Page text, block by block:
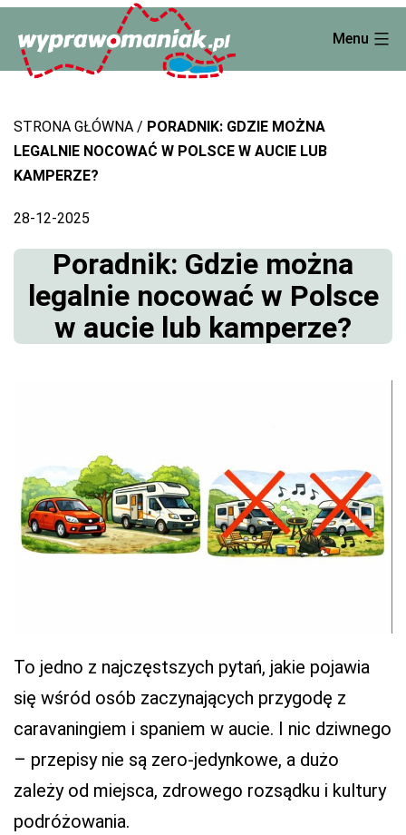
content
Menu
STRONA GŁÓWNA
PORADNIK: GDZIE MOŻNA
LEGALNIE NOCOWAĆ W POLSCE W AUCIE LUB
KAMPERZE?
28-12-2025
Poradnik: Gdzie można
legalnie nocować w Polsce
w aucie lub kamperze?
To jedno z najczęstszych pytań, jakie pojawia
się wśród osób zaczynających przygodę z
caravaningiem i spaniem w aucie. I nic dziwnego
– przepisy nie są zero-jedynkowe, a dużo
zależy od miejsca, zdrowego rozsądku i kultury
podróżowania.